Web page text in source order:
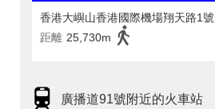
香港大嶼山香港國際機場翔天路1號
距離 25,730m
廣播道91號附近的火車站